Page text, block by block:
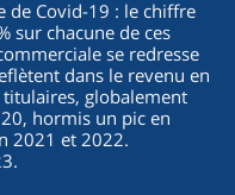
de Covid-19 : le chiffre
sur chacune de ces
se redresse
dans le revenu en
globalement
hormis un pic en
2021 et 2022.